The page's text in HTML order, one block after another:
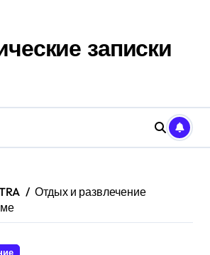
записки
Отдых и развлечение